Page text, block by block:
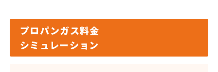
プロパンガス料金
シミュレーション